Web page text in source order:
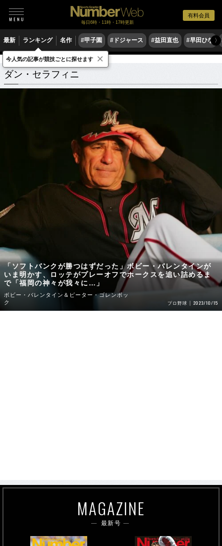
有料会員
毎日6時・11時・17時更新
最新 ランキング 名作 #甲子園 #ドジャース #益田直也 #早田ひな 〉
ダン・セラフィニ 関連記事
ダン・セラフィニ
「ソフトバンクが勝つはずだった」ボビー・バレンタインが
いま明かす、ロッテがプレーオフでホークスを追い詰めるま
で「福岡の神々が我々に…」
ボビー・バレンタイン＆ピーター・ゴレンボッ
ク
プロ野球 2023/10/15
MAGAZINE
最新号
今人気の記事が競技ごとに探せます ×